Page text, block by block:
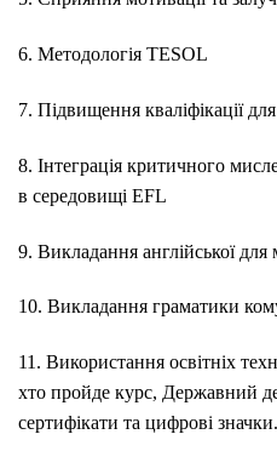
6. Методологія TESOL
7. Підвищення кваліфікації
8. Інтеграція критичного
в середовищі EFL
9. Викладання англійської
10. Викладання граматики
11. Використання освітніх
хто пройде курс, Державний
сертифікати та цифрові значки.